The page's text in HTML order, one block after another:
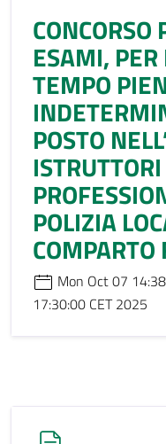
CONCORSO
ESAMI, PER
TEMPO
POSTO
POLIZIA
Mon Oct 07
17:30:00 CET 2025